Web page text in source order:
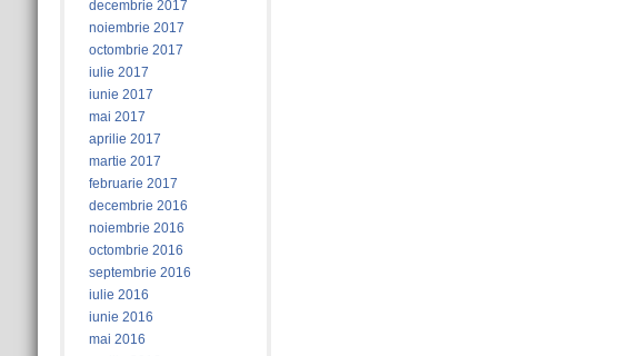
decembrie 2017
noiembrie 2017
octombrie 2017
iulie 2017
iunie 2017
mai 2017
aprilie 2017
martie 2017
februarie 2017
decembrie 2016
noiembrie 2016
octombrie 2016
septembrie 2016
iulie 2016
iunie 2016
mai 2016